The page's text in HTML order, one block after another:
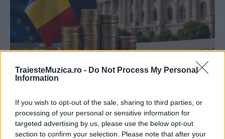
TraiesteMuzica.ro - Do Not Process My Personal
Information
If you wish to opt-out of the sale, sharing to third parties, or
processing of your personal or sensitive information for
targeted advertising by us, please use the below opt-out
section to confirm your selection. Please note that after your